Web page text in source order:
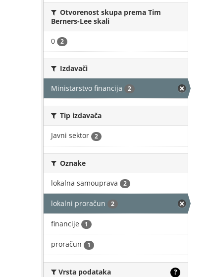
Otvorenost skupa prema Tim
Berners-Lee skali
0 2
Izdavači
Ministarstvo financija 2
Tip izdavača
Javni sektor 2
Oznake
lokalna samouprava 2
lokalni proračun 2
financije 1
proračun 1
Vrsta podataka ?